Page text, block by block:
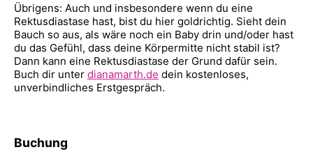
Übrigens: Auch und insbesondere wenn du eine
Rektusdiastase hast, bist du hier goldrichtig. Sieht dein
Bauch so aus, als wäre noch ein Baby drin und/oder hast
du das Gefühl, dass deine Körpermitte nicht stabil ist?
Dann kann eine Rektusdiastase der Grund dafür sein.
Buch dir unter dianamarth.de dein kostenloses,
unverbindliches Erstgespräch.
Buchung